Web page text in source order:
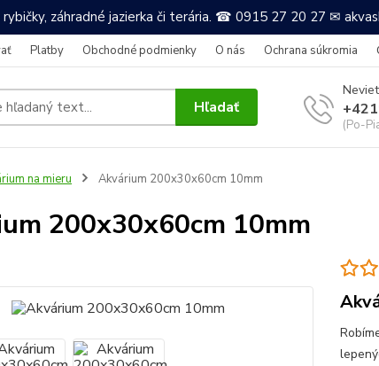
záhradné jazierka či terária. ☎ 0915 27 20 27 ✉
Platby Obchodné podmienky O nás Ochrana súkromia
Hľadať
(Po-
na mieru Akvárium 200x30x60cm 10mm
200x30x60cm 10mm